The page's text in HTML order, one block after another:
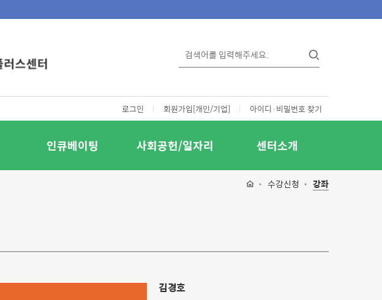
로그인 | 회원가입[개인/기업] | 아이디·비밀번호 찾기
인큐베이팅 사회공헌/일자리 센터소개
수강신청 강좌
김경호